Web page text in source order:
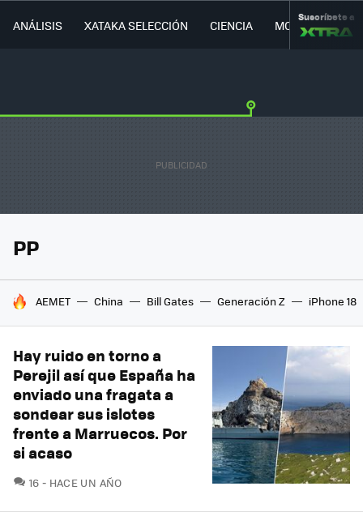
ANÁLISIS XATAKA SELECCIÓN CIENCIA MOVILIDAD
Suscríbete a
PP
HOY SE HABLA DE
AEMET China Bill Gates Generación Z iPhone 18
Hay ruido en torno a
Perejil así que España ha
enviado una fragata a
sondear sus islotes
frente a Marruecos. Por
si acaso
16 COMENTARIOS
HACE UN AÑO